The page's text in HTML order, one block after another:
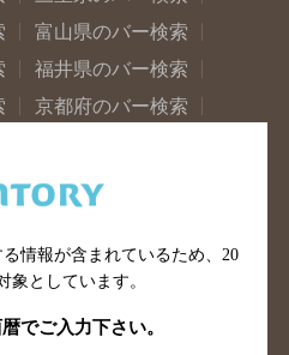
富山県のバー検索
福井県のバー検索
京都府のバー検索
和歌山県のバー検索
鳥取県のバー検索
徳島県のバー検索
愛媛県のバー検索
情報が含まれているため、 20
象としています。
でご入力下さい。